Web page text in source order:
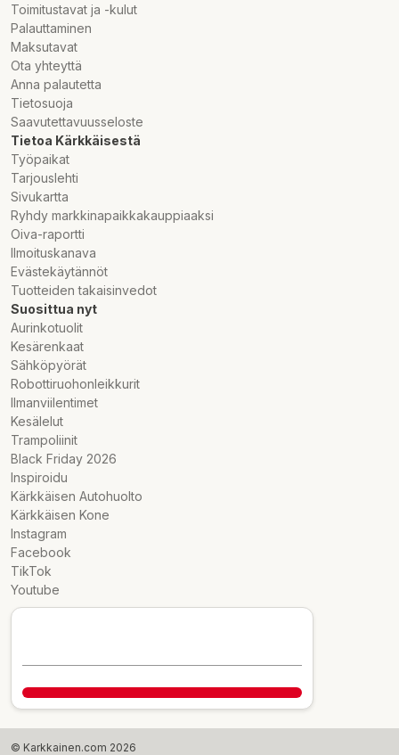
Toimitustavat ja -kulut
Palauttaminen
Maksutavat
Ota yhteyttä
Anna palautetta
Tietosuoja
Saavutettavuusseloste
Tietoa Kärkkäisestä
Työpaikat
Tarjouslehti
Sivukartta
Ryhdy markkinapaikkakauppiaaksi
Oiva-raportti
Ilmoituskanava
Evästekäytännöt
Tuotteiden takaisinvedot
Suosittua nyt
Aurinkotuolit
Kesärenkaat
Sähköpyörät
Robottiruohonleikkurit
Ilmanviilentimet
Kesälelut
Trampoliinit
Black Friday 2026
Inspiroidu
Kärkkäisen Autohuolto
Kärkkäisen Kone
Instagram
Facebook
TikTok
Youtube
© Karkkainen.com 2026